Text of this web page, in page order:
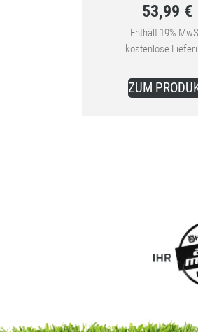
53,99 €
Preis
ist:
53,99
Enthält 19%
kostenlose
ZUM